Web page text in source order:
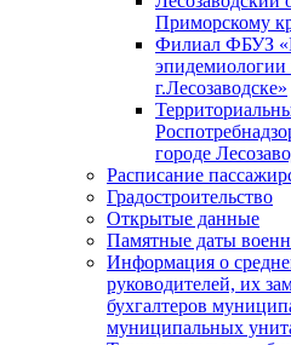
Приморскому
Филиал ФБУЗ
г.Лесозаводске»
городе
Расписание
Градостроительство
Открытые данные
Памятные даты
Информация о
руководителей, их
бухгалтеров
муниципальных